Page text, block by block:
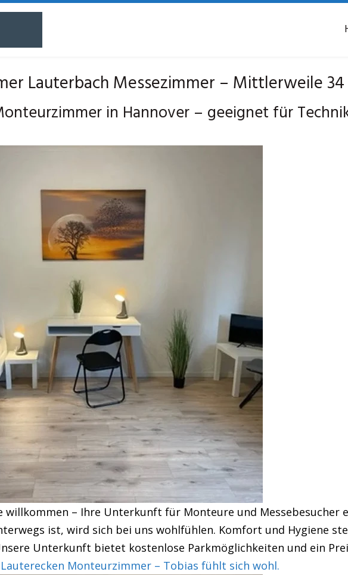
Lauterbach Messezimmer – Mittlerweile
in Hannover – geeignet für
willkommen – Ihre Unterkunft für Monteure und Messebesucher
ist, wird sich bei uns wohlfühlen. Komfort und Hygiene
Unterkunft bietet kostenlose Parkmöglichkeiten und ein
Monteurzimmer – Tobias fühlt sich wohl.